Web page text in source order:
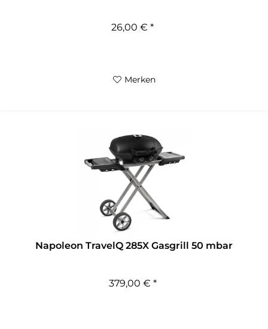
26,00 € *
Merken
Napoleon TravelQ 285X Gasgrill 50 mbar
379,00 € *